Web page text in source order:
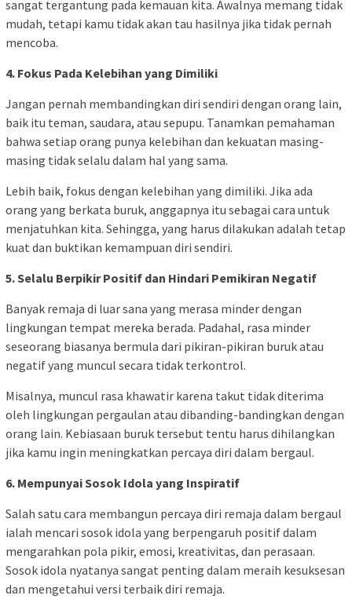
sangat tergantung pada kemauan kita. Awalnya memang tidak
mudah, tetapi kamu tidak akan tau hasilnya jika tidak pernah
mencoba.
4. Fokus Pada Kelebihan yang Dimiliki
Jangan pernah membandingkan diri sendiri dengan orang lain,
baik itu teman, saudara, atau sepupu. Tanamkan pemahaman
bahwa setiap orang punya kelebihan dan kekuatan masing-
masing tidak selalu dalam hal yang sama.
Lebih baik, fokus dengan kelebihan yang dimiliki. Jika ada
orang yang berkata buruk, anggapnya itu sebagai cara untuk
menjatuhkan kita. Sehingga, yang harus dilakukan adalah tetap
kuat dan buktikan kemampuan diri sendiri.
5. Selalu Berpikir Positif dan Hindari Pemikiran Negatif
Banyak remaja di luar sana yang merasa minder dengan
lingkungan tempat mereka berada. Padahal, rasa minder
seseorang biasanya bermula dari pikiran-pikiran buruk atau
negatif yang muncul secara tidak terkontrol.
Misalnya, muncul rasa khawatir karena takut tidak diterima
oleh lingkungan pergaulan atau dibanding-bandingkan dengan
orang lain. Kebiasaan buruk tersebut tentu harus dihilangkan
jika kamu ingin meningkatkan percaya diri dalam bergaul.
6. Mempunyai Sosok Idola yang Inspiratif
Salah satu cara membangun percaya diri remaja dalam bergaul
ialah mencari sosok idola yang berpengaruh positif dalam
mengarahkan pola pikir, emosi, kreativitas, dan perasaan.
Sosok idola nyatanya sangat penting dalam meraih kesuksesan
dan mengetahui versi terbaik diri remaja.